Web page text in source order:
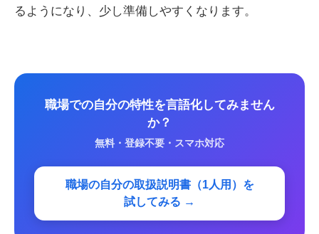
るようになり、少し準備しやすくなります。
職場での自分の特性を言語化してみません
か？
無料・登録不要・スマホ対応
職場の自分の取扱説明書（1人用）を
試してみる →